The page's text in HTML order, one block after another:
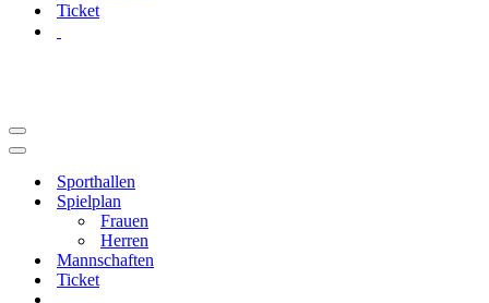
Ticket
Navigationsmenü
Navigationsmenü
Sporthallen
Spielplan
Frauen
Herren
Mannschaften
Ticket